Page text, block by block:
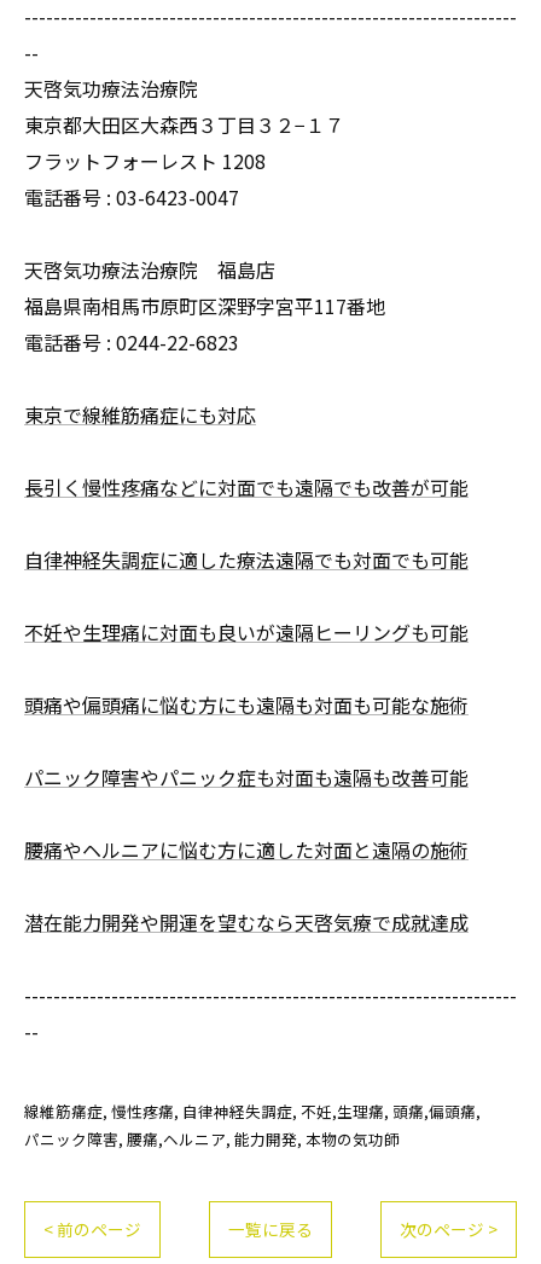
--------------------------------------------------------------------
--
天啓気功療法治療院
東京都大田区大森西３丁目３２−１７
フラットフォーレスト 1208
電話番号 : 03-6423-0047
天啓気功療法治療院 福島店
福島県南相馬市原町区深野字宮平117番地
電話番号 : 0244-22-6823
東京で線維筋痛症にも対応
長引く慢性疼痛などに対面でも遠隔でも改善が可能
自律神経失調症に適した療法遠隔でも対面でも可能
不妊や生理痛に対面も良いが遠隔ヒーリングも可能
頭痛や偏頭痛に悩む方にも遠隔も対面も可能な施術
パニック障害やパニック症も対面も遠隔も改善可能
腰痛やヘルニアに悩む方に適した対面と遠隔の施術
潜在能力開発や開運を望むなら天啓気療で成就達成
--------------------------------------------------------------------
--
線維筋痛症 慢性疼痛 自律神経失調症 不妊,生理痛 頭痛,偏頭痛
パニック障害 腰痛,ヘルニア 能力開発 本物の気功師
< 前のページ 一覧に戻る 次のページ >